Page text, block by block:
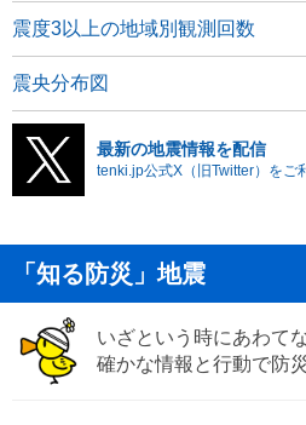
震度3以上の地域別観測回数
震央分布図
最新の地震情報を配信
tenki.jp公式X（旧Twitter）をご
「知る防災」地震
いざという時にあわて
確かな情報と行動で防